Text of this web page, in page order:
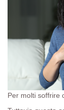
Per molti soffrire